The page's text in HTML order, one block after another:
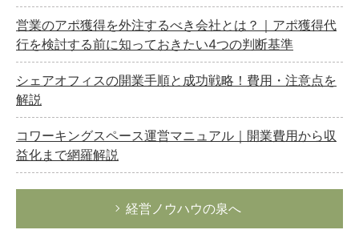
営業のアポ獲得を外注するべき会社とは？｜アポ獲得代
行を検討する前に知っておきたい4つの判断基準
シェアオフィスの開業手順と成功戦略！費用・注意点を
解説
コワーキングスペース運営マニュアル｜開業費用から収
益化まで網羅解説
経営ノウハウの泉へ